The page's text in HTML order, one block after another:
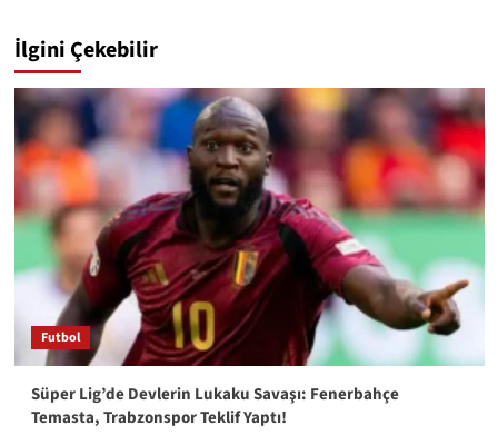
İlgini Çekebilir
Futbol
Süper Lig’de Devlerin Lukaku Savaşı: Fenerbahçe
Temasta, Trabzonspor Teklif Yaptı!